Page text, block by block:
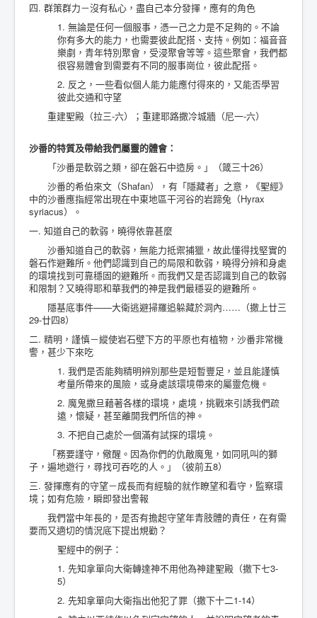
四. 群策群力－沒有私心，盡自己本分發揮，應有的角色
1. 無論是任何一個服事，憑一己之力是不足夠的。不論
你有多大的能力，也需要彼此配搭、支持。例如：福音音
樂劇，青年特別聚會，受浸聚會等等。這些聚會，我們都
很容易體會到需要有不同的服事崗位，彼此配搭。
2. 反之，一些看似個人能力能應付得來的，又能否學習
彼此交通和守望
重建聖殿（拉三-六）；重建耶路撒冷城牆（尼一-六）
沙番的特質及帶給我們屬靈的體會：
「沙番是軟弱之類，卻在磐石中造房。」（箴三十26）
沙番的希伯來文（Shafan），有「隱藏者」之意，《聖經》
中的沙番應指經常出現在中東地區干河谷的岩蹄兔（Hyrax
syriacus）。
一. 知道自己的軟弱，曉得依靠甚麼
沙番知道自己的軟弱，無能力抵禦捕獵，故此懂得找堅實的
磐石作避難所。他們認識到自己的局限和軟弱，曉得分辨和身處
的環境找到可靠穩固的避難所。而我們又是否認識到自己的軟弱
和限制？又曉得耶和華我們的神是我們最穩妥的避難所。
隱基底事件——大衛逃避掃羅追躲藏於洞內……（撒上廿三
29-廿四8）
二. 精明，謹慎－縱使岩石壁下方的平原也有植物，沙番非常機
警，甚少下來吃
1. 我們是否能夠精明辨別那些是短暫豐足，並且能謹慎
考量所帶來的風險，或身處該環境帶來的屬靈危機。
2. 魔鬼撒旦藉著各樣的環境，處境，挑戰來引誘我們疏
遠，懷疑，甚至離開我們所信的神。
3. 不把自己處於一個滿有試探的環境。
「務要謹守，儆醒。因為你們的仇敵魔鬼，如同吼叫的獅
子，遍地遊行，尋找可吞吃的人。」（彼前五8）
三. 發揮應有的守望－成長而有經驗的就作瞭望和看守，監察環
境；如有危險，瞬即發出警報
我們當中年長的，是否有擔起守望年青肢體的責任，在有需
要而又適切的情況底下提出規勸？
聖經中的例子：
1. 先知拿單向大衛轉達神不用他為神建聖殿（撒下七3-
5）
2. 先知拿單向大衛指出他犯了罪（撒下十二1-14）